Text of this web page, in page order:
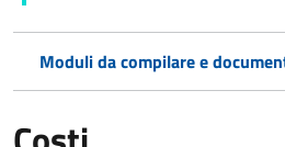
Moduli da compilare e